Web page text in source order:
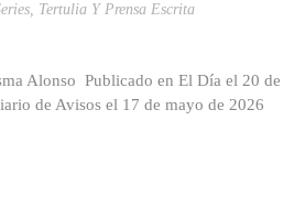
, Tertulia Y Prensa Escrita
Alonso Publicado en El Día el 20 de
de Avisos el 17 de mayo de 2026